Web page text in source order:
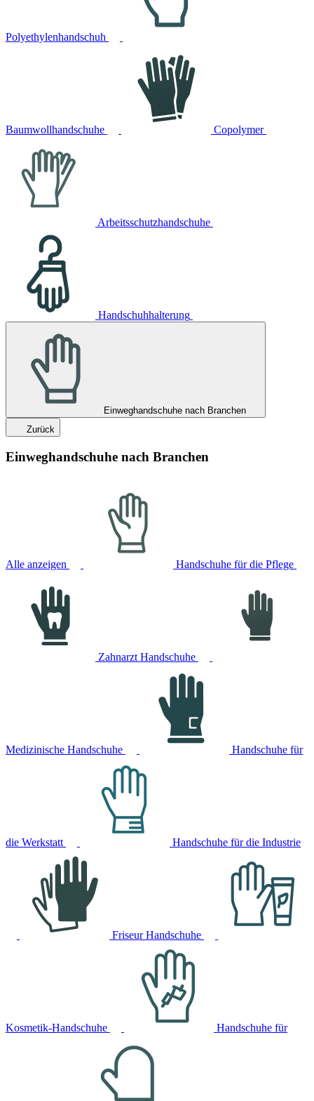
Polyethylenhandschuh
Baumwollhandschuhe Copolymer
Arbeitsschutzhandschuhe
Handschuhhalterung
Einweghandschuhe nach Branchen
Zurück
Einweghandschuhe nach Branchen
Alle anzeigen Handschuhe für die Pflege
Zahnarzt Handschuhe
Medizinische Handschuhe Handschuhe für
die Werkstatt Handschuhe für die Industrie
Friseur Handschuhe
Kosmetik-Handschuhe Handschuhe für